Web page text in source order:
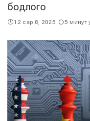
бодлого
12 сар 8, 2025 5 минут